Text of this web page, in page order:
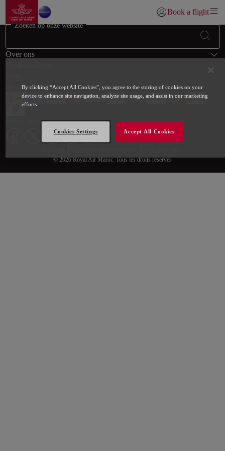
Overslaan en naar hoofdinhoud gaan
Naar thuispagina Inloggen | Lid
Book a flight
Voetnoot Overzicht website
Zoeken op onze website
Over ons
Betaalmethoden
Follow us on
Web map links
$Title.getData()
© 2026 Royal Air Maroc. Tous les droits réservés
By clicking “Accept All Cookies”, you agree to the storing of cookies on your
device to enhance site navigation, analyze site usage, and assist in our marketing
efforts.
Accept All Cookies
Cookies Settings